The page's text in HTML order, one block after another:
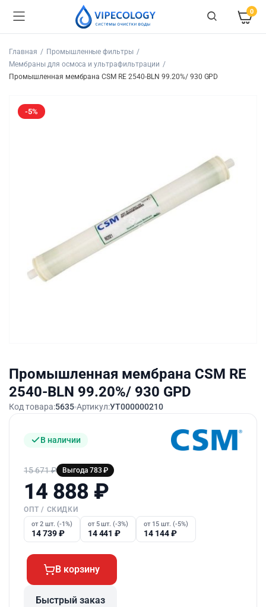
0
Главная
Промышленные фильтры
Мембраны для осмоса и ультрафильтрации
Промышленная мембрана CSM RE 2540-BLN 99.20%/ 930 GPD
-5%
Промышленная мембрана CSM RE
2540-BLN 99.20%/ 930 GPD
Код товара:5635 Артикул:УТ000000210
В наличии
15 671₽ Выгода 783 ₽
14 888 ₽
ОПТ / СКИДКИ
от 2 шт. (-1%)
14 739₽
от 5 шт. (-3%)
14 441₽
от 15 шт. (-5%)
14 144₽
В корзину
Быстрый заказ